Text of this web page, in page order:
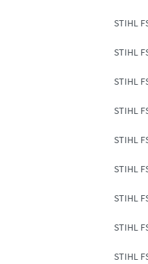
STIHL
STIHL
STIHL
STIHL
STIHL
STIHL
STIHL
STIHL
STIHL